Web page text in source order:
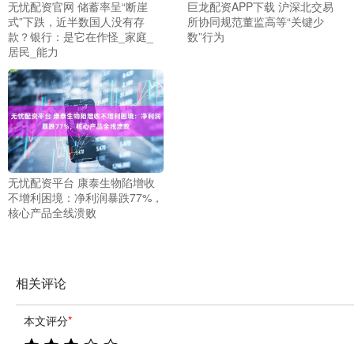
无忧配资官网 储蓄率呈“断崖
式”下跌，近半数国人没有存
款？银行：是它在作怪_家庭_
居民_能力
巨龙配资APP下载 沪深北交易
所协同规范董监高等“关键少
数”行为
无忧配资平台 康泰生物陷增收
不增利困境：净利润暴跌77%，
核心产品全线溃败
相关评论
本文评分*